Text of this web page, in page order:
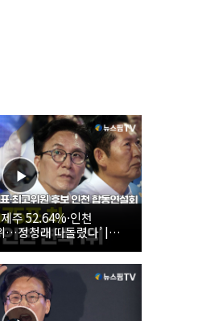
주 52.64%·인천
…정청래 따돌렸다’ |
당대표·최고위원 후